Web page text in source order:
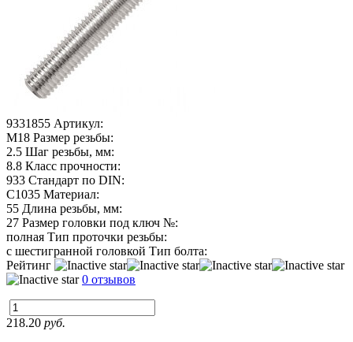
9331855 Артикул:
М18 Размер резьбы:
2.5 Шаг резьбы, мм:
8.8 Класс прочности:
933 Стандарт по DIN:
C1035 Материал:
55 Длина резьбы, мм:
27 Размер головки под ключ №:
полная Тип проточки резьбы:
с шестигранной головкой Тип болта:
Рейтинг
0 отзывов
218.20 руб.